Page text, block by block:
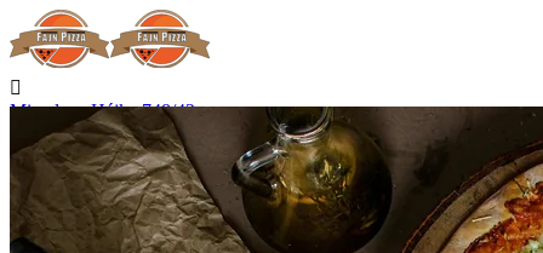

Miroslava Hájka 748/42
Hradec Králové
Nerozváží